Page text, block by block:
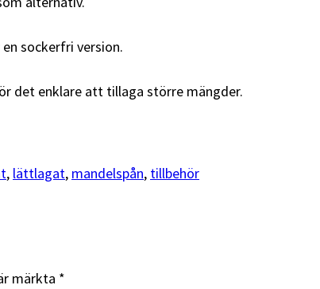
sockerfri version.
det enklare att tillaga större mängder.
, lättlagat, mandelspån, tillbehör
märkta *